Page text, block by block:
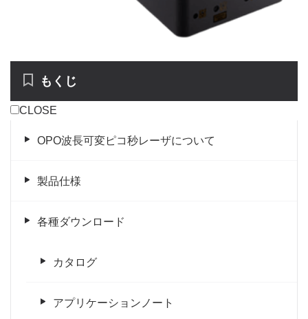
もくじ
CLOSE
OPO波長可変ピコ秒レーザについて
製品仕様
各種ダウンロード
カタログ
アプリケーションノート